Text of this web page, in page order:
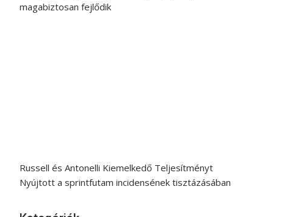
magabiztosan fejlődik
Russell és Antonelli Kiemelkedő Teljesítményt
Nyújtott a sprintfutam incidensének tisztázásában